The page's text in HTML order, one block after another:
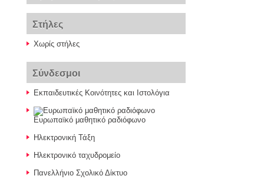
Στήλες
Χωρίς στήλες
Σύνδεσμοι
Εκπαιδευτικές Κοινότητες και Ιστολόγια
Ευρωπαϊκό μαθητικό ραδιόφωνο
Ηλεκτρονική Τάξη
Ηλεκτρονικό ταχυδρομείο
Πανελλήνιο Σχολικό Δίκτυο